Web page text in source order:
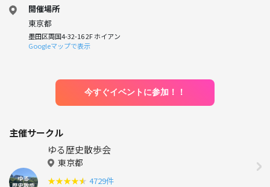
開催場所
東京都
墨田区両国4-32-16 2F ホイアン
Googleマップで表示
今すぐイベントに参加！！
主催サークル
ゆる歴史散歩会
東京都
★★★★★ 4729件